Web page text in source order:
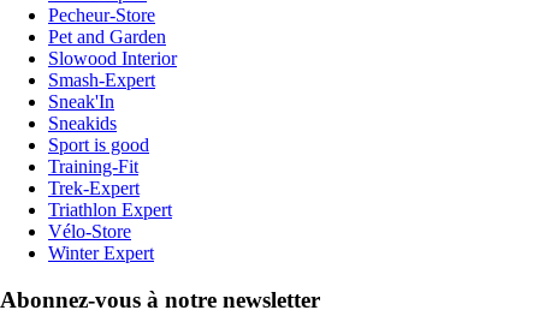
Pecheur-Store
Pet and Garden
Slowood Interior
Smash-Expert
Sneak'In
Sneakids
Sport is good
Training-Fit
Trek-Expert
Triathlon Expert
Vélo-Store
Winter Expert
Abonnez-vous à notre newsletter